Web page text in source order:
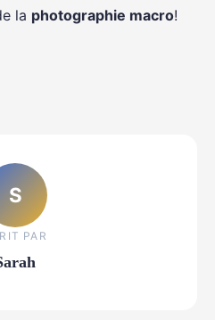
la photographie macro!
S
PAR